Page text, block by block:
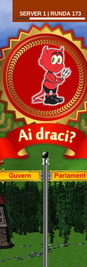
SERVER 1 | RUNDA 173